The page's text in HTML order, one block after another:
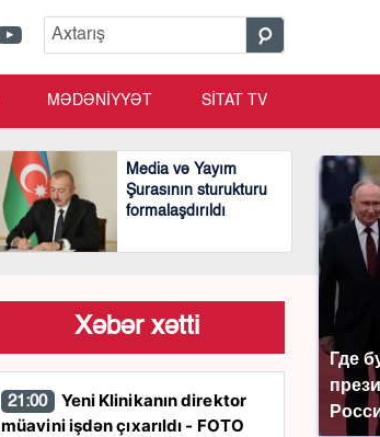
Где
MƏDƏNİYYƏT SİTAT TV
Media və Yayım
Şurasının sturukturu
formalaşdırıldı
Xəbər xətti
21:00
müavini işdən çıxarıldı - FOTO